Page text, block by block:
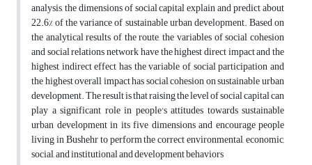
analysis, the dimensions of social capital explain and predict about
22.6% of the variance of sustainable urban development. Based on
the analytical results of the route, the variables of social cohesion
and social relations network have the highest direct impact and the
highest indirect effect has the variable of social participation and
the highest overall impact has social cohesion on sustainable urban
development. The result is that raising the level of social capital can
play a significant role in people's attitudes towards sustainable
urban development in its five dimensions and encourage people
living in Bushehr to perform the correct environmental, economic,
social, and institutional and development behaviors